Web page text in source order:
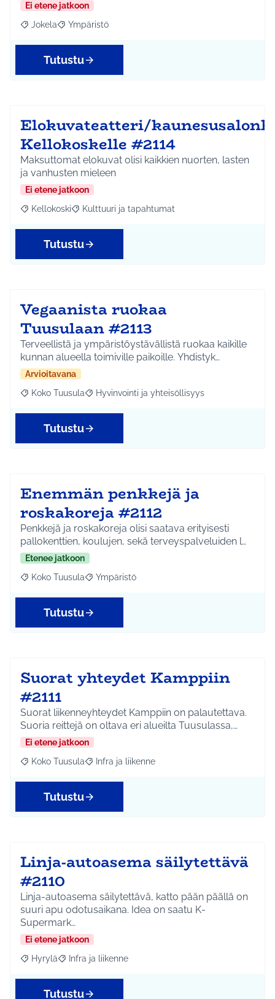
Ei etene jatkoon
Rajaa tulokset aihepiirin mukaan: Jokela
Jokela Rajaa tulokset teeman mukaan: Ympäristö
Ympäristö
Tutustu
Elokuvateatteri/
Kellokoskelle #2114
Maksuttomat elokuvat olisi kaikkien nuorten, lasten
ja vanhusten mieleen
Ei etene jatkoon
Rajaa tulokset aihepiirin mukaan: Kellokoski
Kellokoski Rajaa tulokset teeman mukaan: Kulttuuri ja
Kulttuuri ja tapahtumat
Tutustu
Vegaanista ruokaa
Tuusulaan #2113
Terveellistä ja ympäristöystävällistä ruokaa kaikille
kunnan alueella toimiville paikoille. Yhdistyk…
Arvioitavana
Rajaa tulokset aihepiirin mukaan: Koko Tuusula
Koko Tuusula Rajaa tulokset teeman mukaan: Hyvinvointi ja
Hyvinvointi ja yhteisöllisyys
Tutustu
Enemmän penkkejä ja
roskakoreja #2112
Penkkejä ja roskakoreja olisi saatava erityisesti
pallokenttien, koulujen, sekä terveyspalveluiden l…
Etenee jatkoon
Rajaa tulokset aihepiirin mukaan: Koko Tuusula
Koko Tuusula Rajaa tulokset teeman mukaan: Ympäristö
Ympäristö
Tutustu
Suorat yhteydet Kamppiin
#2111
Suorat liikenneyhteydet Kamppiin on palautettava.
Suoria reittejä on oltava eri alueilta Tuusulassa,…
Ei etene jatkoon
Rajaa tulokset aihepiirin mukaan: Koko Tuusula
Koko Tuusula Rajaa tulokset teeman mukaan: Infra ja liikenne
Infra ja liikenne
Tutustu
Linja-autoasema säilytettävä
#2110
Linja-autoasema säilytettävä, katto pään päällä on
suuri apu odotusaikana. Idea on saatu K-
Supermark…
Ei etene jatkoon
Rajaa tulokset aihepiirin mukaan: Hyrylä
Hyrylä Rajaa tulokset teeman mukaan: Infra ja liikenne
Infra ja liikenne
Tutustu